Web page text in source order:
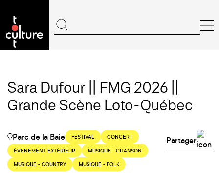
Sara Dufour || FMG 2026 ||
Grande Scène Loto-Québec
Parc de la Baie FESTIVAL
CONCERT
ÉVÉNEMENT EXTÉRIEUR
MUSIQUE - CHANSON
MUSIQUE - COUNTRY
MUSIQUE - FOLK
Partager